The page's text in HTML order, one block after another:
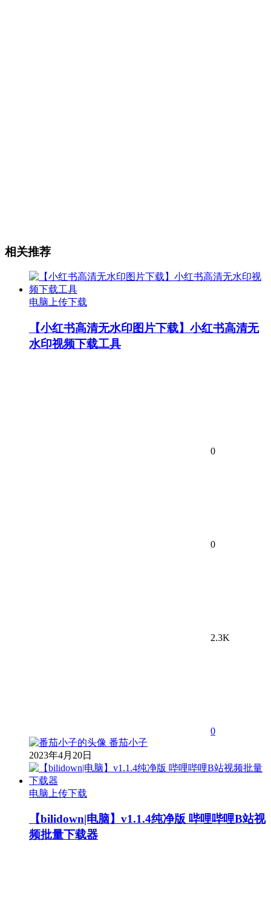
相关推荐
电脑上传下载
【小红书高清无水印图片下载】小红书高清无
水印视频下载工具
0
0
2.3K
0
番茄小子
2023年4月20日
电脑上传下载
【bilidown|电脑】v1.1.4纯净版 哔哩哔哩B站视
频批量下载器